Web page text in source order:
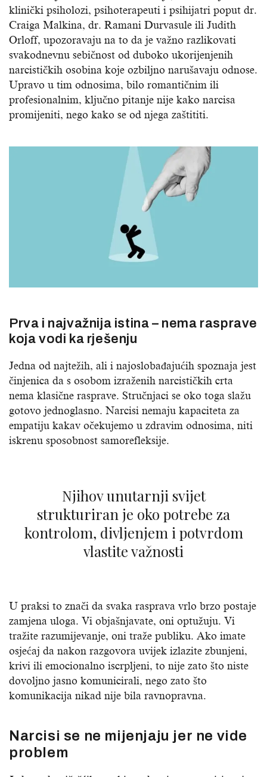
klinički psiholozi, psihoterapeuti i psihijatri poput dr.
Craiga Malkina, dr. Ramani Durvasule ili Judith
Orloff, upozoravaju na to da je važno razlikovati
svakodnevnu sebičnost od duboko ukorijenjenih
narcističkih osobina koje ozbiljno narušavaju odnose.
Upravo u tim odnosima, bilo romantičnim ili
profesionalnim, ključno pitanje nije kako narcisa
promijeniti, nego kako se od njega zaštititi.
Prva i najvažnija istina – nema rasprave
koja vodi ka rješenju
Jedna od najtežih, ali i najoslobađajućih spoznaja jest
činjenica da s osobom izraženih narcističkih crta
nema klasične rasprave. Stručnjaci se oko toga slažu
gotovo jednoglasno. Narcisi nemaju kapaciteta za
empatiju kakav očekujemo u zdravim odnosima, niti
iskrenu sposobnost samorefleksije.
Njihov unutarnji svijet
strukturiran je oko potrebe za
kontrolom, divljenjem i potvrdom
vlastite važnosti
U praksi to znači da svaka rasprava vrlo brzo postaje
zamjena uloga. Vi objašnjavate, oni optužuju. Vi
tražite razumijevanje, oni traže publiku. Ako imate
osjećaj da nakon razgovora uvijek izlazite zbunjeni,
krivi ili emocionalno iscrpljeni, to nije zato što niste
dovoljno jasno komunicirali, nego zato što
komunikacija nikad nije bila ravnopravna.
Narcisi se ne mijenjaju jer ne vide
problem